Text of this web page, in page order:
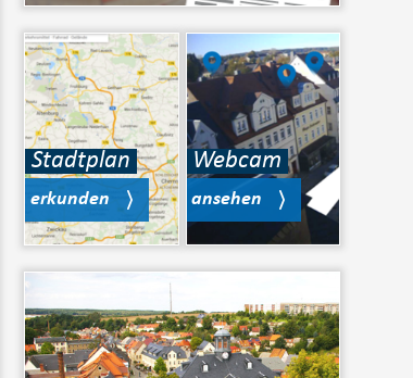
Stadtplan
erkunden
Webcam
ansehen